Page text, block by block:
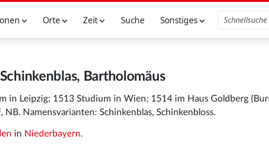
Orte Zeit Suche Sonstiges
Schinkenblas, Bartholomäus
in Leipzig; 1513 Studium in Wien; 1514 im Haus Goldberg
Namensvarianten: Schinkenblas, Schinkenbloss.
in Niederbayern.